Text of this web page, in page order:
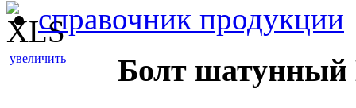
справочник продукции
увеличить Болт